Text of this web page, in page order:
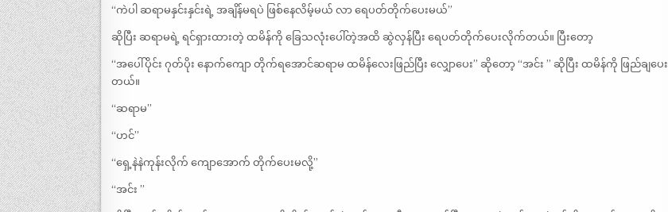
“‌ကဲပါ ဆရာမနှင်းနှင်းရဲ့ အချိန်မရပဲ ဖြစ်နေလိမ့်မယ် လာ ရေပတ်တိုက်ပေးမယ်”
ဆိုပြီး ဆရာမရဲ့ ရင်ရှားထားတဲ့ ထမိန်ကို ခြေသလုံးပေါ်တဲ့အထိ ဆွဲလှန်ပြီး ရေပတ်တိုက်ပေးလိုက်တယ်။ ပြီးတော့
“အပေါ်ပိုင်း ဂုတ်ပိုး နောက်ကျော တိုက်ရအောင်ဆရာမ ထမိန်လေးဖြည်ပြီး လျှောပေး” ဆိုတော့ “အင်း ” ဆိုပြီး ထမိန်ကို ဖြည်ချပေး
တယ်။
“ဆရာမ”
“‌ဟင်”
“‌ရှေ့နဲနဲကုန်းလိုက် ကျောအောက် တိုက်ပေးမလို့”
“‌အင်း ”